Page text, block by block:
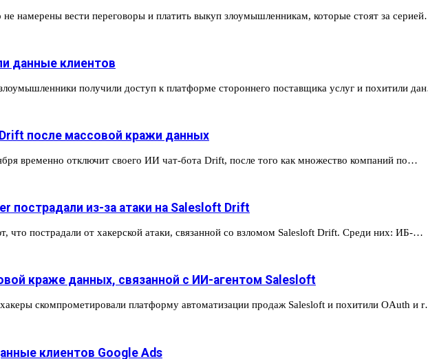
намерены вести переговоры и платить выкуп злоумышленникам, которые стоят за
данные клиентов
получили доступ к платформе стороннего поставщика услуг и похитили
после массовой кражи данных
временно отключит своего ИИ чат-бота Drift, после того как множество компаний по…
пострадали из-за атаки на Salesloft Drift
пострадали от хакерской атаки, связанной со взломом Salesloft Drift. Среди них: ИБ-…
краже данных, связанной с ИИ-агентом Salesloft
скомпрометировали платформу автоматизации продаж Salesloft и похитили OAuth и
клиентов Google Ads